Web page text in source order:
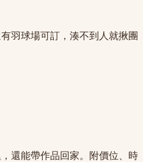
羽球場可訂，湊不到人就揪團
還能帶作品回家。附價位、時